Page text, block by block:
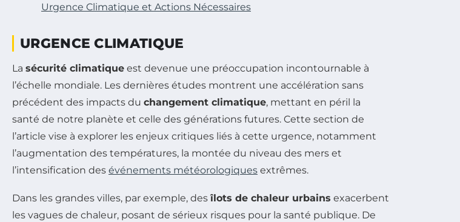
Urgence Climatique et Actions Nécessaires
URGENCE CLIMATIQUE
La sécurité climatique est devenue une préoccupation incontournable à
l’échelle mondiale. Les dernières études montrent une accélération sans
précédent des impacts du changement climatique, mettant en péril la
santé de notre planète et celle des générations futures. Cette section de
l’article vise à explorer les enjeux critiques liés à cette urgence, notamment
l’augmentation des températures, la montée du niveau des mers et
l’intensification des événements météorologiques extrêmes.
Dans les grandes villes, par exemple, des îlots de chaleur urbains exacerbent
les vagues de chaleur, posant de sérieux risques pour la santé publique. De